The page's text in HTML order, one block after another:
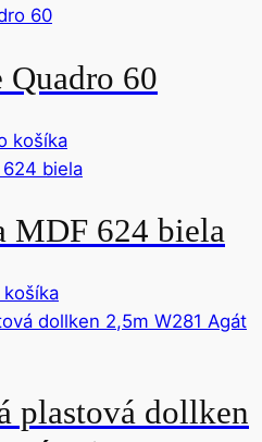
60
košíka
MDF 624 biela
plastová dollken